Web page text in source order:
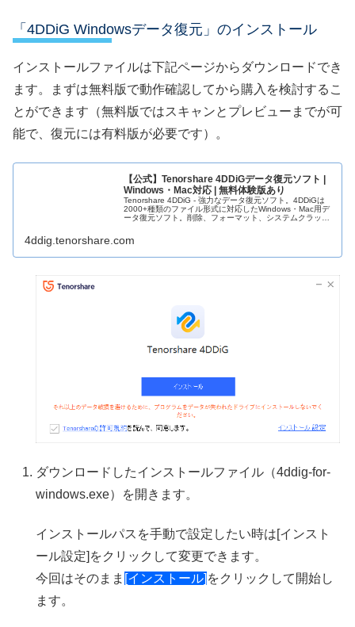
「4DDiG Windowsデータ復元」のインストール
インストールファイルは下記ページからダウンロードでき
ます。まずは無料版で動作確認してから購入を検討するこ
とができます（無料版ではスキャンとプレビューまでが可
能で、復元には有料版が必要です）。
【公式】Tenorshare 4DDiGデータ復元ソフト |
Windows・Mac対応 | 無料体験版あり
Tenorshare 4DDiG - 強力なデータ復元ソフト。4DDiGは
2000+種類のファイル形式に対応したWindows・Mac用デ
ータ復元ソフト。削除、フォーマット、システムクラッシ
4ddig.tenorshare.com
ダウンロードしたインストールファイル（4ddig-for-
windows.exe）を開きます。
インストールパスを手動で設定したい時は[インスト
ール設定]をクリックして変更できます。
今回はそのまま [インストール] をクリックして開始し
ます。